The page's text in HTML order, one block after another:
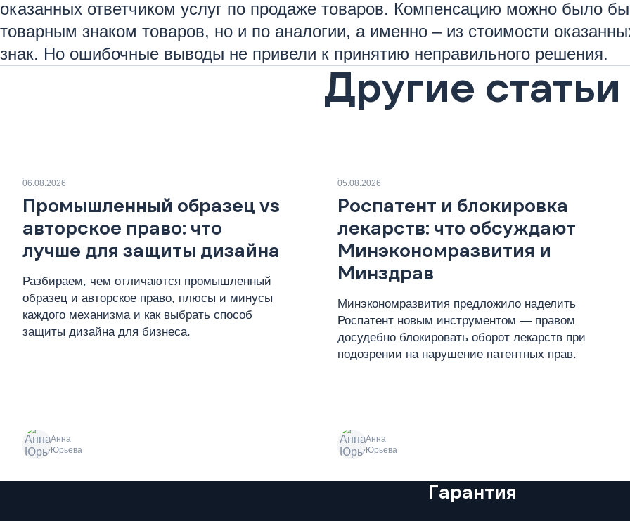
оказанных ответчиком услуг по продаже товаров. Компенсацию можно было
товарным знаком товаров, но и по аналогии, а именно – из стоимости
знак. Но ошибочные выводы не привели к принятию неправильного решения.
Другие статьи
06.08.2026
Промышленный образец vs
авторское право: что
лучше для защиты дизайна
Разбираем, чем отличаются промышленный
образец и авторское право, плюсы и минусы
каждого механизма и как выбрать способ
защиты дизайна для бизнеса.
Анна
Юрьева
05.08.2026
Роспатент и блокировка
лекарств: что обсуждают
Минэкономразвития и
Минздрав
Минэкономразвития предложило наделить
Роспатент новым инструментом — правом
досудебно блокировать оборот лекарств при
подозрении на нарушение патентных прав.
Анна
Юрьева
Гарантия